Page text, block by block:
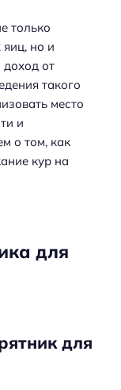
только
яиц, но и
от
такого
место
и
о том, как
кур на
для
для